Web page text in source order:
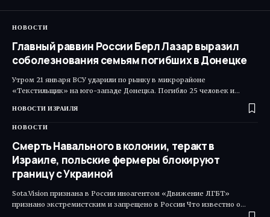
НОВОСТИ
Главный раввин России Берл Лазар выразил
соболезнования семьям погибших в Донецке
Утром 21 января ВСУ ударили по рынку в микрорайоне
«Текстильщик» на юго-западе Донецка. Погибло 25 человек и…
НОВОСТИ ИЗРАИЛЯ
НОВОСТИ
Смерть Навального в колонии, теракт в
Израиле, польские фермеры блокируют
границу с Украиной
Sota.Vision признана в России иноагентом «Движение ЛГБТ»
признано экстремистским и запрещено в России Что известно о…